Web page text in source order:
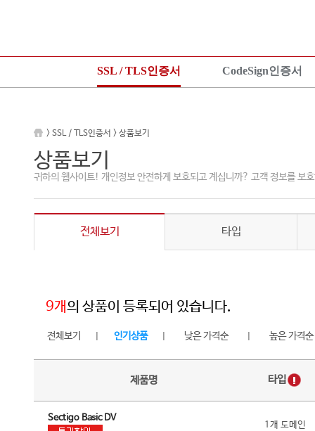
SSL / TLS인증서 CodeSign인증서
설치가이드
TEST 인증서 신청
설치가이드
> SSL / TLS인증서 > 상품보기
상품보기
귀하의 웹사이트! 개인정보 안전하게 보호되고 계십니까? 고객 정보를 보
전체보기 타입
9개의 상품이 등록되어 있습니다.
전체보기 인기상품 낮은 가격순 높은 가격순
제품명 타입
Sectigo Basic DV
1개 도메인